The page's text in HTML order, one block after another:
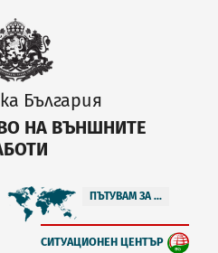
България
НА ВЪНШНИТЕ
ПЪТУВАМ ЗА ...
СИТУАЦИОНЕН ЦЕНТЪР